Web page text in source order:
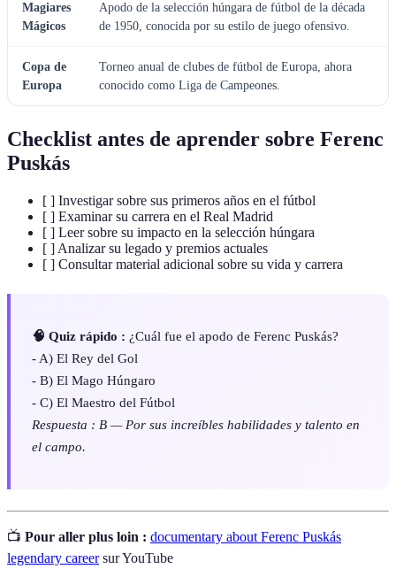
Magiares
Mágicos
Apodo de la selección húngara de fútbol de la década
de 1950, conocida por su estilo de juego ofensivo.
Copa de
Europa
Torneo anual de clubes de fútbol de Europa, ahora
conocido como Liga de Campeones.
Checklist antes de aprender sobre Ferenc
Puskás
[ ] Investigar sobre sus primeros años en el fútbol
[ ] Examinar su carrera en el Real Madrid
[ ] Leer sobre su impacto en la selección húngara
[ ] Analizar su legado y premios actuales
[ ] Consultar material adicional sobre su vida y carrera
🧠 Quiz rápido : ¿Cuál fue el apodo de Ferenc Puskás?
- A) El Rey del Gol
- B) El Mago Húngaro
- C) El Maestro del Fútbol
Respuesta : B — Por sus increíbles habilidades y talento en
el campo.
📺 Pour aller plus loin : documentary about Ferenc Puskás
legendary careersur YouTube